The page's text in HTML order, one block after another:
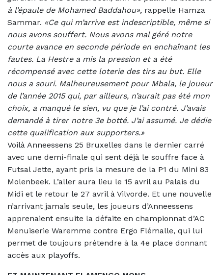
à l’épaule de Mohamed Baddahou», rappelle Hamza
Sammar. «Ce qui m’arrive est indescriptible, même si
nous avons souffert. Nous avons mal géré notre
courte avance en seconde période en enchaînant les
fautes. La Hestre a mis la pression et a été
récompensé avec cette loterie des tirs au but. Elle
nous a souri. Malheureusement pour Mbala, le joueur
de l’année 2015 qui, par ailleurs, n’aurait pas été mon
choix, a manqué le sien, vu que je l’ai contré. J’avais
demandé à tirer notre 3e botté. J’ai assumé. Je dédie
cette qualification aux supporters.»
Voilà Anneessens 25 Bruxelles dans le dernier carré
avec une demi-finale qui sent déjà le souffre face à
Futsal Jette, ayant pris la mesure de la P1 du Mini 83
Molenbeek. L’aller aura lieu le 15 avril au Palais du
Midi et le retour le 27 avril à Vilvorde. Et une nouvelle
n’arrivant jamais seule, les joueurs d’Anneessens
apprenaient ensuite la défaite en championnat d’AC
Menuiserie Waremme contre Ergo Flémalle, qui lui
permet de toujours prétendre à la 4e place donnant
accès aux playoffs.